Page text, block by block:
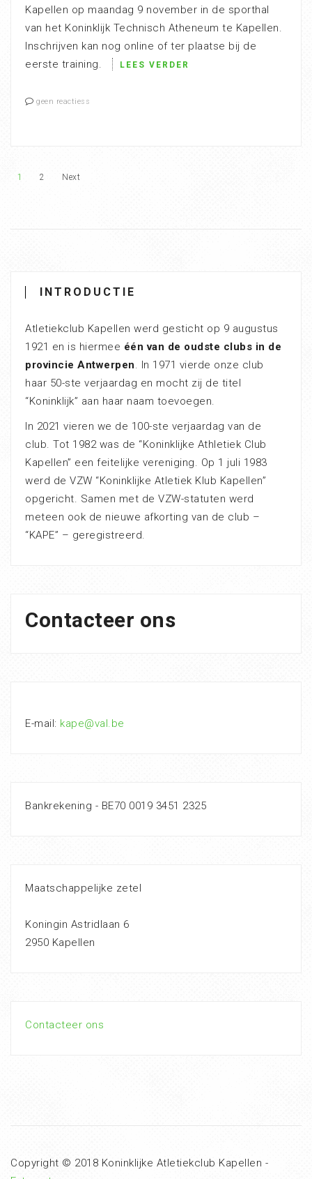
Kapellen op maandag 9 november in de sporthal
van het Koninklijk Technisch Atheneum te Kapellen.
Inschrijven kan nog online of ter plaatse bij de
eerste training.
LEES VERDER
geen reactiess
1 2 Next
INTRODUCTIE
Atletiekclub Kapellen werd gesticht op 9 augustus
1921 en is hiermee één van de oudste clubs in de
provincie Antwerpen. In 1971 vierde onze club
haar 50-ste verjaardag en mocht zij de titel
“Koninklijk” aan haar naam toevoegen.
In 2021 vieren we de 100-ste verjaardag van de
club. Tot 1982 was de “Koninklijke Athletiek Club
Kapellen” een feitelijke vereniging. Op 1 juli 1983
werd de VZW “Koninklijke Atletiek Klub Kapellen”
opgericht. Samen met de VZW-statuten werd
meteen ook de nieuwe afkorting van de club –
“KAPE” – geregistreerd.
Contacteer ons
E-mail: kape@val.be
Bankrekening - BE70 0019 3451 2325
Maatschappelijke zetel
Koningin Astridlaan 6
2950 Kapellen
Contacteer ons
Copyright © 2018 Koninklijke Atletiekclub Kapellen -